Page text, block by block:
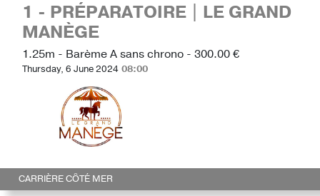
1 - PRÉPARATOIRE | LE GRAND
MANÈGE
1.25m - Barème A sans chrono - 300.00 €
Thursday, 6 June 2024 08:00
CARRIÈRE CÔTÉ MER